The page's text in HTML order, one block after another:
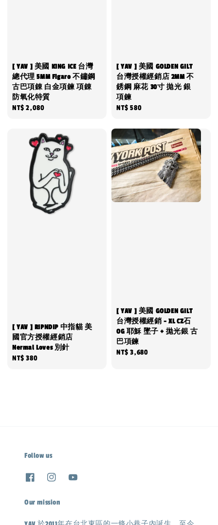
[ YAV ] 美國 KING ICE 台灣
總代理 5MM Figaro 不鏽鋼
古巴項錬 白金項鍊 項錬
防氧化特質
Regular
NT$ 2,080
[ YAV ] 美國 GOLDEN GILT
台灣授權經銷店 2MM 不
銹鋼 麻花 30寸 拋光 銀
項鍊
Regular
NT$ 580
[ YAV ] RIPNDIP 中指貓 美
國官方授權經銷店
Nermal Loves 別針
Regular
NT$ 380
[ YAV ] 美國 GOLDEN GILT
台灣授權經銷 - XL CZ石
OG 耶穌 墜子 + 拋光銀 古
巴項鍊
Regular
NT$ 3,680
Follow us
Our mission